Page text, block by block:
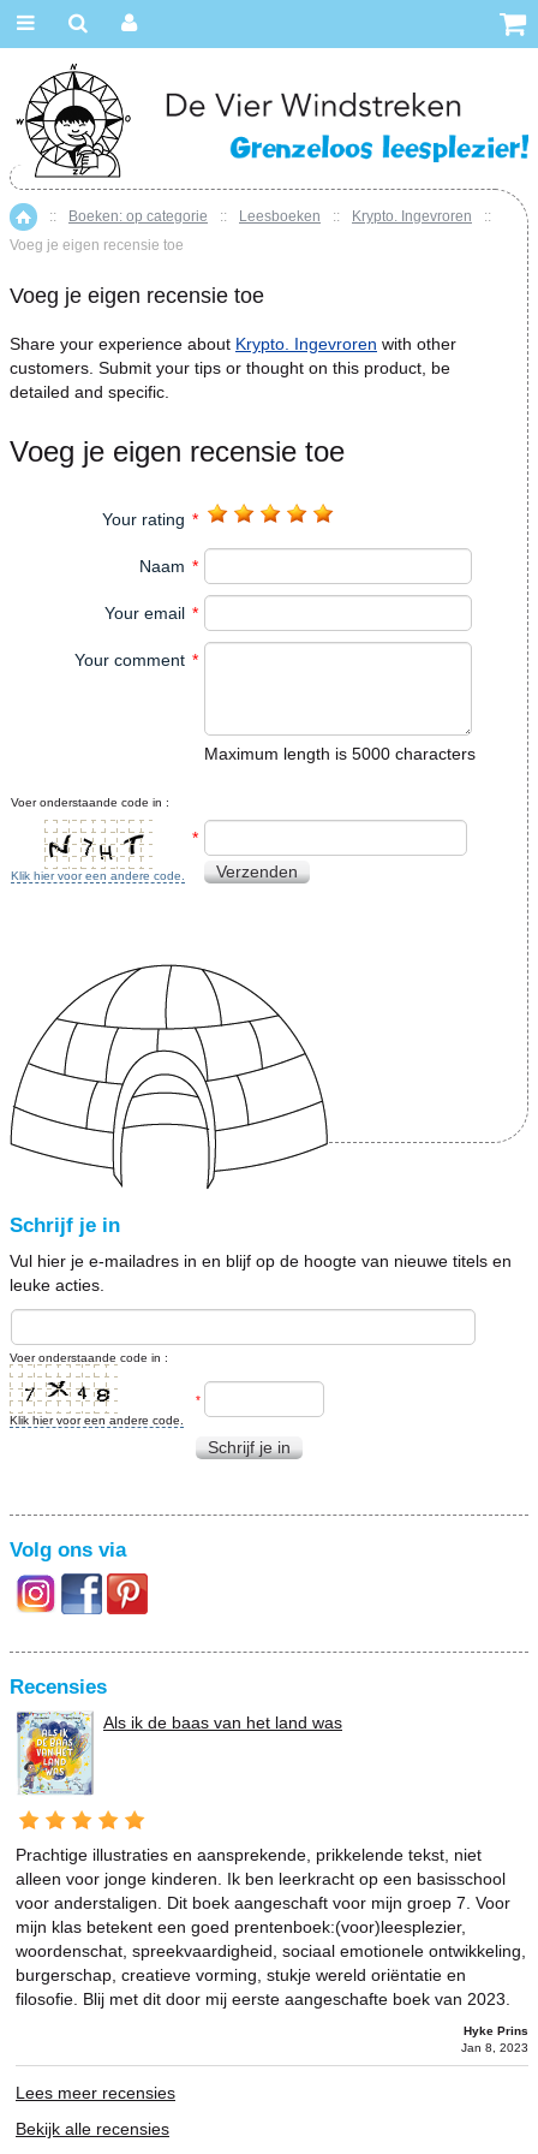
Home
:: Boeken: op categorie :: Leesboeken :: Krypto. Ingevroren
::
Voeg je eigen recensie toe
Voeg je eigen recensie toe
Share your experience about Krypto. Ingevroren with other
customers. Submit your tips or thought on this product, be
detailed and specific.
Voeg je eigen recensie toe
Your rating *
Naam *
Your email *
Your comment *
Maximum length is 5000 characters
Voer onderstaande code in :
Klik hier voor een andere code.
*
Verzenden
Schrijf je in
Vul hier je e-mailadres in en blijf op de hoogte van nieuwe titels en
leuke acties.
Voer onderstaande code in :
Klik hier voor een andere code.
*
Schrijf je in
Volg ons via
Recensies
Als ik de baas van het land was
Prachtige illustraties en aansprekende, prikkelende tekst, niet
alleen voor jonge kinderen. Ik ben leerkracht op een basisschool
voor anderstaligen. Dit boek aangeschaft voor mijn groep 7. Voor
mijn klas betekent een goed prentenboek:(voor)leesplezier,
woordenschat, spreekvaardigheid, sociaal emotionele ontwikkeling,
burgerschap, creatieve vorming, stukje wereld oriëntatie en
filosofie. Blij met dit door mij eerste aangeschafte boek van 2023.
Hyke Prins
Jan 8, 2023
Lees meer recensies
Bekijk alle recensies